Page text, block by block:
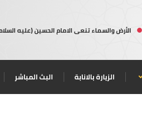
الأرض والسماء تنعى الامام الحسين (عليه
الزيارة بالانابة البث المباشر